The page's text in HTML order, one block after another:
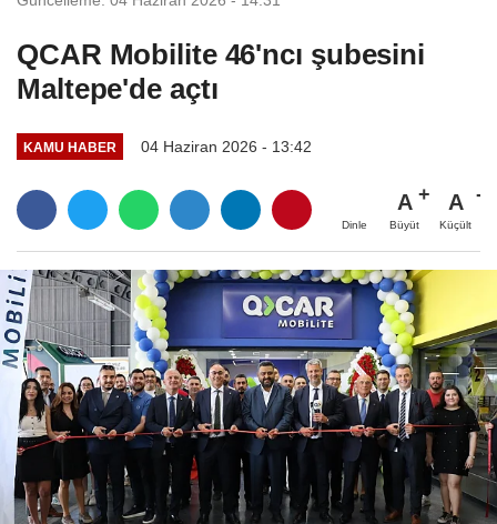
QCAR Mobilite 46'ncı şubesini
Maltepe'de açtı
KAMU HABER 04 Haziran 2026 - 13:42
Dinle
A
Büyüt
A
Küçült